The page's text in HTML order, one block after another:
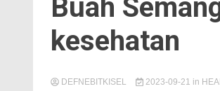
Buah
kesehatan
DEFNEBITKISEL 2023-09-21 in